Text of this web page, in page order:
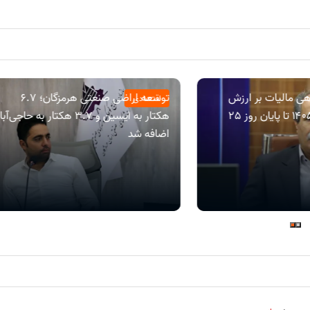
اقتصادی
توسعه اراضی صنعتی هرمزگان؛ ۶.۷
هکتار به ایسین و ۳.۷ هکتار به
اضافه شد
مالیات بر ارزش
افزوده دوره بهار ۱۴۰۵ تا پایان روز 25